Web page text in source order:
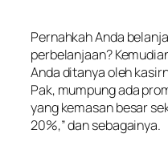
Pernahkah Anda
perbelanjaan?
Anda ditanya oleh
Pak, mumpung ada
yang kemasan besar
20%,” dan sebagainya.